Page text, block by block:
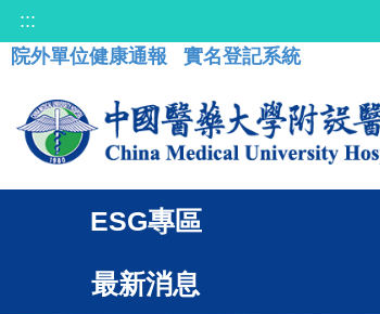
:::
院外單位健康通報
實名登記系統
ESG專區
最新消息